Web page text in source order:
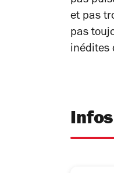
et pas
pas
inédites
Infos